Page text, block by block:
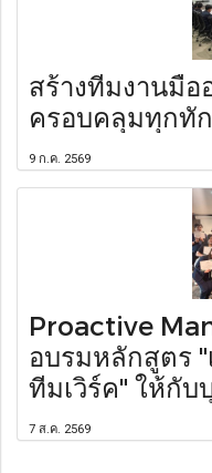
สร้างทีมงานมื
ครอบคลุมทุกทั
9 ก.ค. 2569
Proactive
อบรมหลักสูตร
ทีมเวิร์ค" ให้กับ
7 ส.ค. 2569